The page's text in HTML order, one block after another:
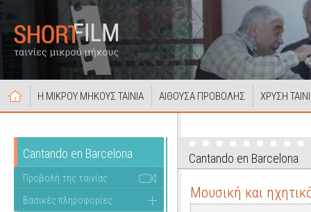
Η ΜΙΚΡΟΥ ΜΗΚΟΥΣ ΤΑΙΝΙΑ ΑΙΘΟΥΣΑ ΠΡΟΒΟΛΗΣ ΧΡΥΣΗ
Cantando en Barcelona
Προβολή της ταινίας
Βασικές πληροφορίες
Cantando en Barcelona
Μουσική και